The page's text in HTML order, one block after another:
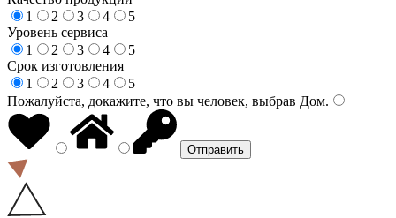
1
2 3 4
5
Уровень сервиса
1
2 3 4
5
Срок изготовления
1
2 3 4
5
Пожалуйста, докажите, что вы человек, выбрав Дом.